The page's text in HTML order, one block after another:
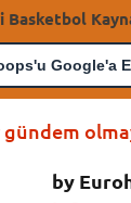
Basketbol
Google'a
gündem
by